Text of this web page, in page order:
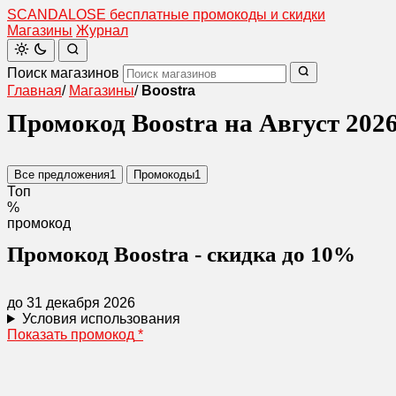
SCANDALOSE бесплатные промокоды и скидки
Магазины Журнал
Поиск магазинов
Главная/ Магазины/ Boostra
Промокод Boostra на Август
Все предложения1 Промокоды1
Топ
%
промокод
Промокод Boostra - скидка до 10%
до 31 декабря 2026
Условия использования
Показать промокод *